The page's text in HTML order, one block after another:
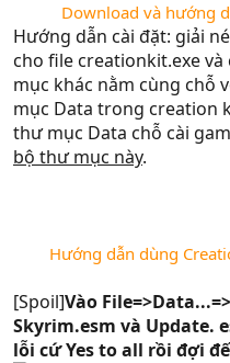
Download và hướng
Hướng dẫn cài đặt: giải
cho file creationkit.exe
mục khác nằm cùng chỗ
mục Data trong creation
thư mục Data chỗ cài
bộ thư mục này.
Hướng dẫn dùng
[Spoil]Vào
Skyrim.esm và Update.
lỗi cứ Yes to all rồi đợi